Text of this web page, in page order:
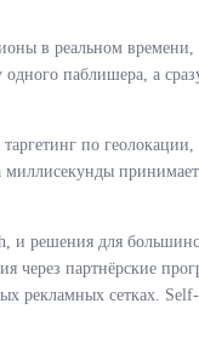
в реальном
паблишера, а
по
решения для
партнёрские
рекламных сетках.